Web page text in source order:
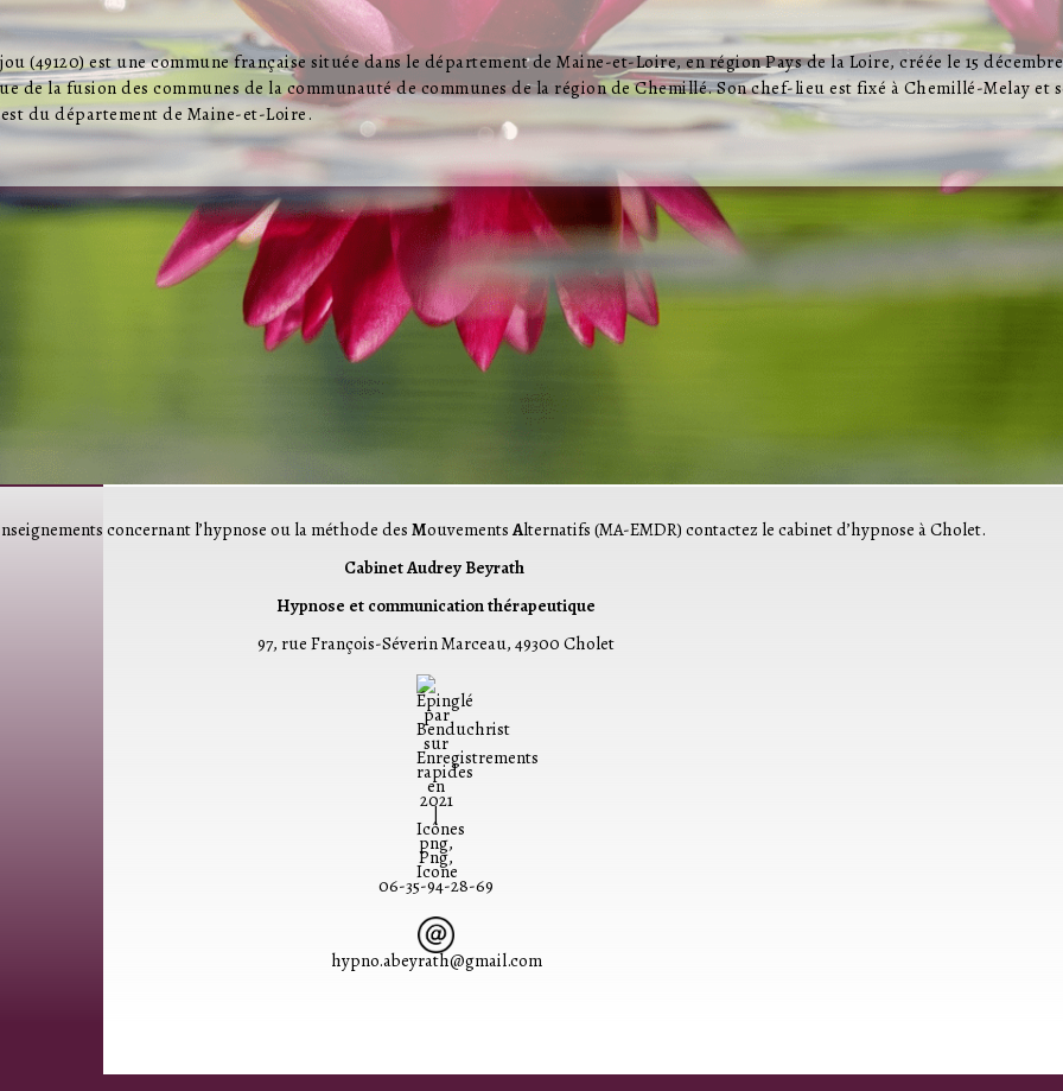
(49120) est une commune française située dans le département de Maine-et-Loire, en région Pays de la Loire, créée le 15 décembre
de la fusion des communes de la communauté de communes de la région de Chemillé. Son chef-lieu est fixé à Chemillé-Melay et
du département de Maine-et-Loire.
concernant l’hypnose ou la méthode desMouvementsAlternatifs (MA-EMDR) contactez le cabinet d’hypnose à Cholet.
Cabinet Audrey Beyrath
Hypnose et communication thérapeutique
97, rue François-Séverin Marceau, 49300 Cholet
06-35-94-28-69
hypno.abeyrath@gmail.com